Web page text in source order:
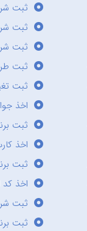
ثبت
ثبت
ثبت
ثبت
ثبت
اخذ
ثبت
اخذ
ثبت
اخذ کد
ثبت
ثبت